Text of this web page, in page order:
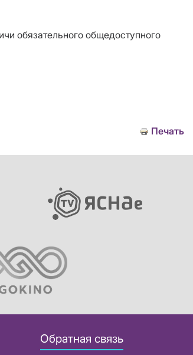
обязательного общедоступного
Печать
Обратная связь